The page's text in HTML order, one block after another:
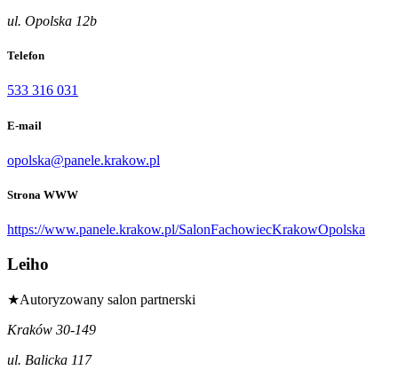
ul. Opolska 12b
Telefon
533 316 031
E-mail
opolska@panele.krakow.pl
Strona WWW
https://www.panele.krakow.pl/SalonFachowiecKrakowOpolska
Leiho
★Autoryzowany salon partnerski
Kraków 30-149
ul. Balicka 117